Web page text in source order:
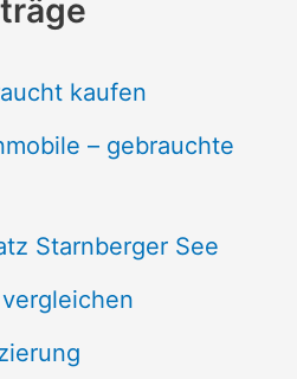
kaufen
– gebrauchte
Starnberger See